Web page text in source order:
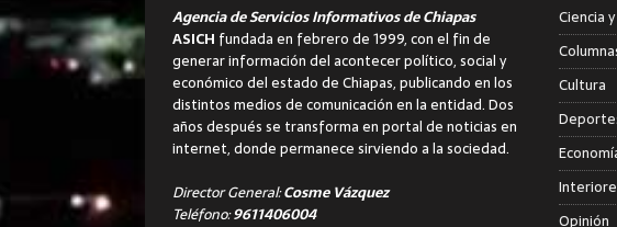
Agencia de Servicios Informativos de Chiapas
ASICH fundada en febrero de 1999, con el fin de
generar información del acontecer político, social y
económico del estado de Chiapas, publicando en los
distintos medios de comunicación en la entidad. Dos
años después se transforma en portal de noticias en
internet, donde permanece sirviendo a la sociedad.
Director General:Cosme Vázquez
Teléfono:9611406004
Ciencia
Cultura
Opinión